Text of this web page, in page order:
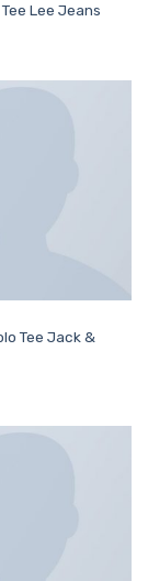
Lee Jeans
Tee Jack &